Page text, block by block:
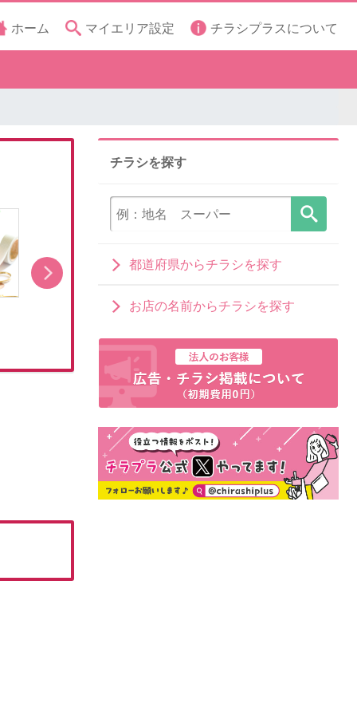
ホーム マイエリア設定 チラシプラスについて
「ラプンツェル」キャラクターグッズ
チラシを探す
都道府県からチラシを探す
お店の名前からチラシを探す